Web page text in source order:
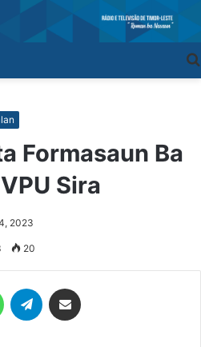
Formasaun Ba
Sira
2023
20